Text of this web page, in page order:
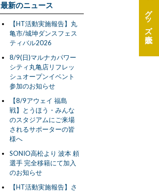
グッズ
最新のニュース
【HT活動実施報告】丸
亀市/城坤ダンスフェス
ティバル2026
8/9(日)マルナカパワー
シティ丸亀店リフレッ
シュオープンイベント
参加のお知らせ
【8/9アウェイ 福島
戦】とうほう・みんな
のスタジアムにご来場
されるサポーターの皆
様へ
SONIO高松より 波本 頼
選手 完全移籍にて加入
のお知らせ
【HT活動実施報告】さ